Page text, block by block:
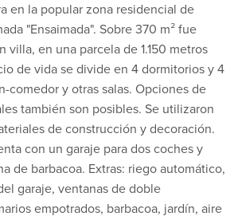
en la popular zona residencial de
"Ensaimada". Sobre 370 m² fue
villa, en una parcela de 1.150 metros
de vida se divide en 4 dormitorios y 4
comedor y otras salas. Opciones de
también son posibles. Se utilizaron
de construcción y decoración.
con un garaje para dos coches y
de barbacoa. Extras: riego automático,
garaje, ventanas de doble
empotrados, barbacoa, jardín, aire